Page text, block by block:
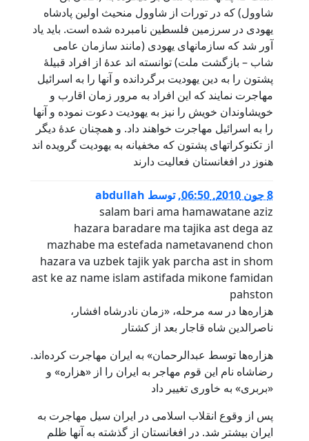
شاوول) که در تورات از شاوول منحیث اولین پادشاه
یهودی در سرزمین فلسطین نامبرده شده است. باید یاد
آور شد که سازمانهای یهودی (مانند سازمان عامی
شاب – بازگشت ملت) توانسته اند عدۀ از افراد قبیلۀ
پشتون را به دین یهودیت برگردانده و آنها را به اسرائیل
مهاجرت نمایند که این افراد به مرور زمان اقارب و
خویشاوندان خویش را نیز به یهودیت دعوت نموده و آنها
را به اسرائیل مهاجرت خواهند داد. و همچنان عدۀ دیگر
از تکنوکراتهای پشتون که مخفیانه به یهودیت گرویده اند
هنوز در افغانستان فعالیت دارند
8 جون 2010, 06:50 ,توسط abdullah
salam bari ama hamawatane aziz
hazara baradare ma tajika ast dega az
mazhabe ma estefada nametavanend chon
hazara va uzbek tajik yak parcha ast in shom
ast ke az name islam astifada mikone famidan
pahston
هزاره‌ها در سه مرحله، «زمان نادرشاه افشار،
ناصرالدین شاه قاجار بعد از کشتار
هزاره‌ها توسط عبدالرحمان» به ایران مهاجرت کرده‌اند.
رضاشاه نام این قوم مهاجر به ایران را از «هزاره» و
«بربری» به خاوری تغییر داد
پس از وقوع انقلاب اسلامی در ایران سیل مهاجرت به
ایران بیشتر شد. در افغانستان از گذشته به آنها ظلم